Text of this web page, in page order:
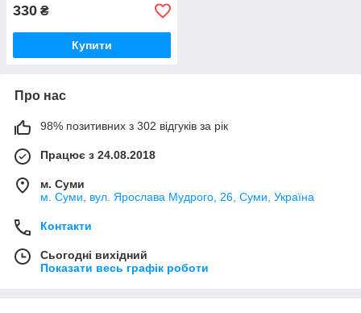
330 ₴
Купити
Про нас
98% позитивних з 302 відгуків за рік
Працює з 24.08.2018
м. Суми
м. Суми, вул. Ярослава Мудрого, 26, Суми, Україна
Контакти
Сьогодні вихідний
Показати весь графік роботи